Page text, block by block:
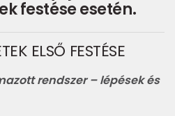
festése esetén.
ELSŐ FESTÉSE
rendszer – lépések és